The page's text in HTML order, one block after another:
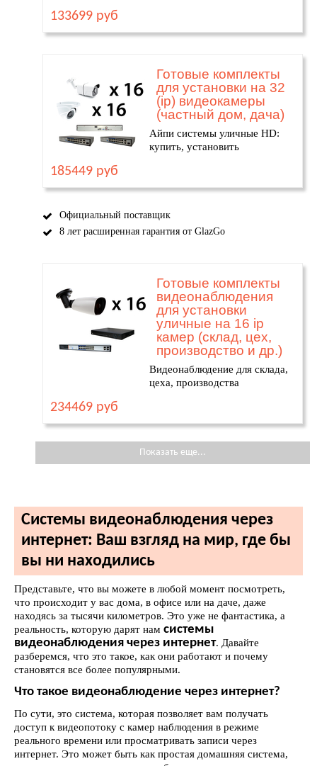
133699 руб
Готовые комплекты
для установки на 32
(ip) видеокамеры
(частный дом, дача)
Айпи системы уличные HD:
купить, установить
185449 руб
Официальный поставщик
8 лет расширенная гарантия от GlazGo
Готовые комплекты
видеонаблюдения
для установки
уличные на 16 ip
камер (склад, цех,
производство и др.)
Видеонаблюдение для склада,
цеха, производства
234469 руб
Показать еще...
Системы видеонаблюдения через
интернет: Ваш взгляд на мир, где бы
вы ни находились
Представьте, что вы можете в любой момент посмотреть,
что происходит у вас дома, в офисе или на даче, даже
находясь за тысячи километров. Это уже не фантастика, а
реальность, которую дарят нам системы
видеонаблюдения через интернет. Давайте
разберемся, что это такое, как они работают и почему
становятся все более популярными.
Что такое видеонаблюдение через интернет?
По сути, это система, которая позволяет вам получать
доступ к видеопотоку с камер наблюдения в режиме
реального времени или просматривать записи через
интернет. Это может быть как простая домашняя система,